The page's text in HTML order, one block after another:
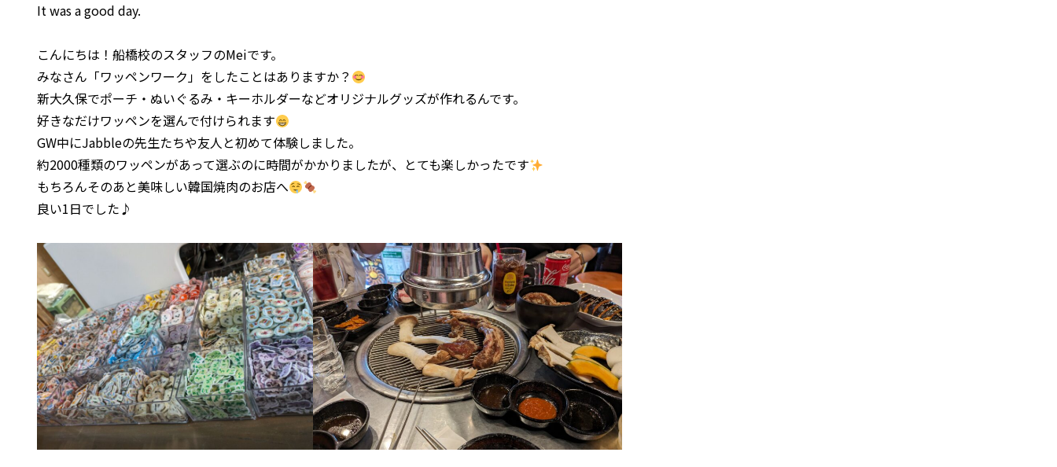
It was a good day.
こんにちは！船橋校のスタッフのMeiです。
みなさん「ワッペンワーク」をしたことはありますか？
新大久保でポーチ・ぬいぐるみ・キーホルダーなどオリジナルグッズが作れるんです。
好きなだけワッペンを選んで付けられます
GW中にJabbleの先生たちや友人と初めて体験しました。
約2000種類のワッペンがあって選ぶのに時間がかかりましたが、とても楽しかったです
もちろんそのあと美味しい韓国焼肉のお店へ
良い1日でした♪